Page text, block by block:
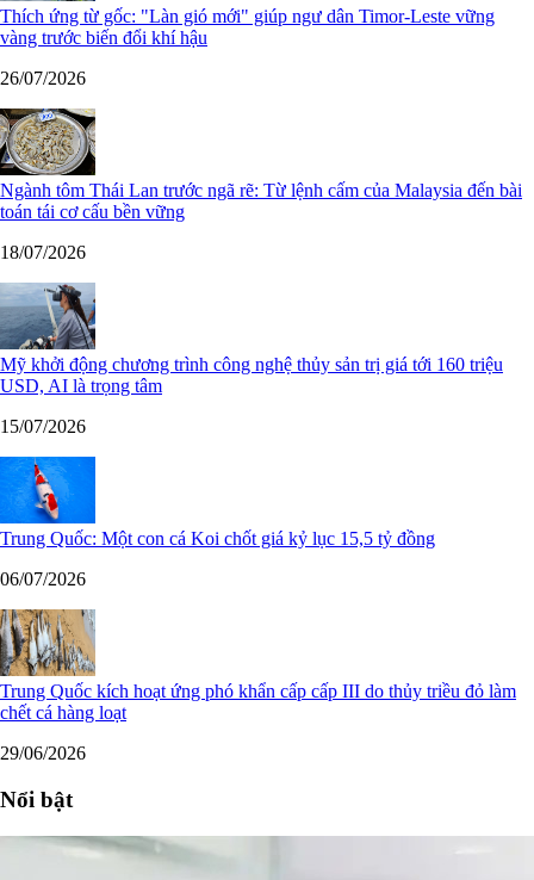
Thích ứng từ gốc: "Làn gió mới" giúp ngư dân Timor-Leste vững
vàng trước biến đổi khí hậu
26/07/2026
Ngành tôm Thái Lan trước ngã rẽ: Từ lệnh cấm của Malaysia đến bài
toán tái cơ cấu bền vững
18/07/2026
Mỹ khởi động chương trình công nghệ thủy sản trị giá tới 160 triệu
USD, AI là trọng tâm
15/07/2026
Trung Quốc: Một con cá Koi chốt giá kỷ lục 15,5 tỷ đồng
06/07/2026
Trung Quốc kích hoạt ứng phó khẩn cấp cấp III do thủy triều đỏ làm
chết cá hàng loạt
29/06/2026
Nổi bật